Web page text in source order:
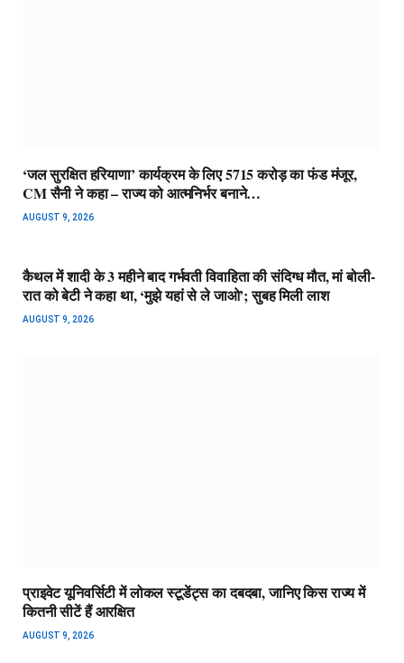
‘जल सुरक्षित हरियाणा’ कार्यक्रम के लिए 5715 करोड़ का फंड मंजूर,
CM सैनी ने कहा – राज्य को आत्मनिर्भर बनाने…
AUGUST 9, 2026
कैथल में शादी के 3 महीने बाद गर्भवती विवाहिता की संदिग्ध मौत, मां बोली-
रात को बेटी ने कहा था, ‘मुझे यहां से ले जाओ’; सुबह मिली लाश
AUGUST 9, 2026
प्राइवेट यूनिवर्सिटी में लोकल स्टूडेंट्स का दबदबा, जानिए किस राज्य में
कितनी सीटें हैं आरक्षित
AUGUST 9, 2026